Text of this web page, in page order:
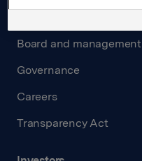
Board and management
Governance
Careers
Transparency Act